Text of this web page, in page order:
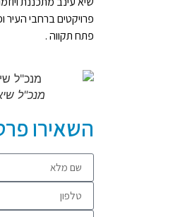
פתח תקווה .
מנכ"ל
השאירו